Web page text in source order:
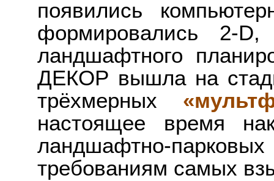
появились
формировались 2-
ландшафтного
ДЕКОР вышла на
трёхмерных
настоящее время
ландшафтно-
требованиям самых